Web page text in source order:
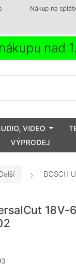
Nákup na
nad
VIDEO
VÝPRODEJ
BOSCH
18V-